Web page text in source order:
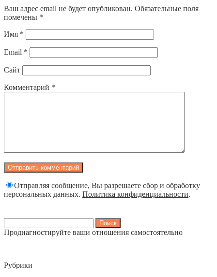
Ваш адрес email не будет опубликован. Обязательные поля
помечены *
Имя *
Email *
Сайт
Комментарий *
Отправляя сообщение, Вы разрешаете сбор и обработку
персональных данных. Политика конфиденциальности.
Продиагностируйте ваши отношения самостоятельно
Рубрики